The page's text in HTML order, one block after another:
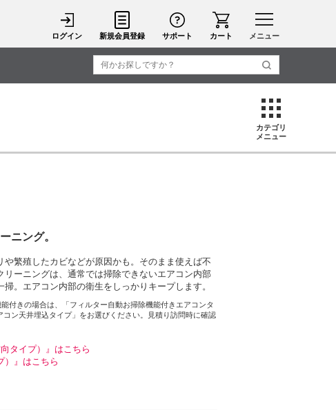
メニュー
ログイン 新規会員登録 サポート カート
カテゴリ
メニュー
ニング。
繁殖したカビなどが原因かも。そのまま使えば不
ーニングは、通常では掃除できないエアコン内部
。エアコン内部の衛生をしっかりキープします。
付きの場合は、「フィルター自動お掃除機能付きエアコンタ
ン天井埋込タイプ」をお選びください。見積り訪問時に確認
タイプ）』はこちら
）』はこちら